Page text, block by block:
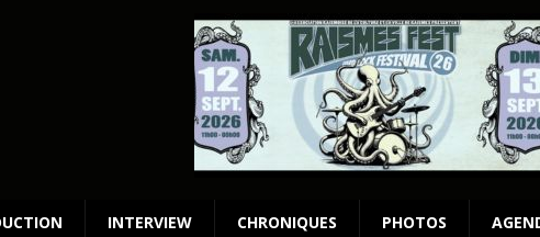
INTERVIEW CHRONIQUES PHOTOS